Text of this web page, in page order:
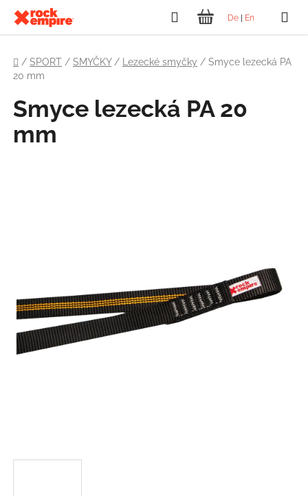
obsah
De En
Hledat
NÁKUPNÍ
KOŠÍK
Domů
/ SPORT / SMYČKY / Lezecké smyčky / Smyce lezecká PA
20 mm
Smyce lezecká PA 20
mm